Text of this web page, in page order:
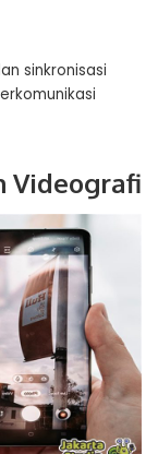
sinkronisasi
Videografi